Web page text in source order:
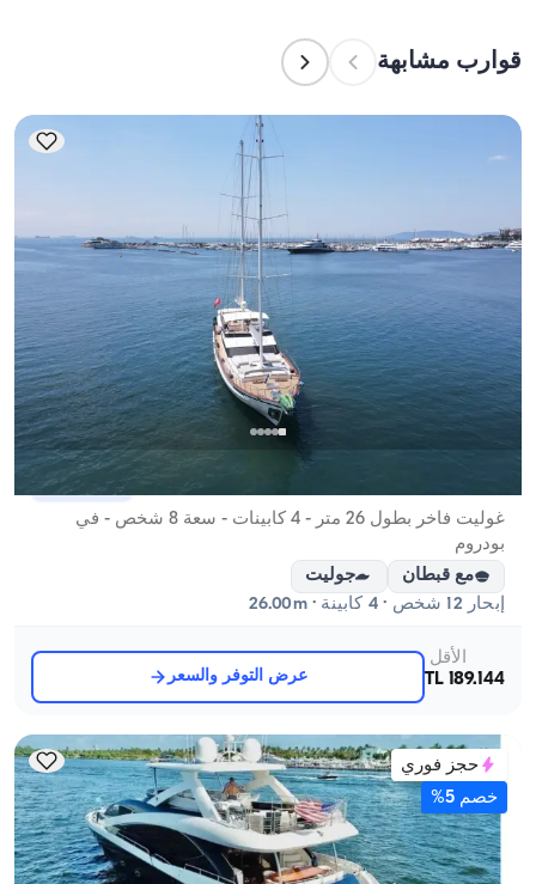
للإيجارات اليومية، فتنطبق سعة الإبحار.
قوارب مشابهة
قارب جديد
غوليت فاخر بطول 26 متر - 4 كابينات - سعة 8 شخص - في
بودروم
مع قبطان
جوليت
إبحار 12 شخص · 4 كابينة · 26.00m
الأقل
189.144 TL
عرض التوفر والسعر
حجز فوري
خصم 5%